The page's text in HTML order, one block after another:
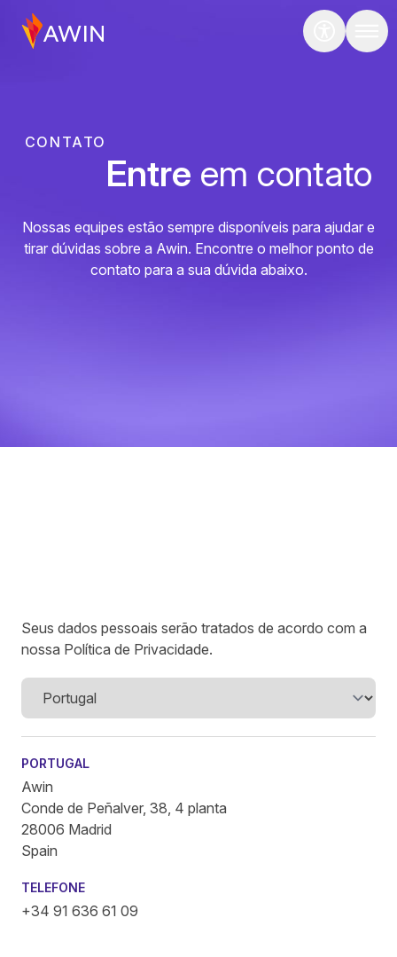
CONTATO
Entre em contato
Nossas equipes estão sempre disponíveis para ajudar e
tirar dúvidas sobre a Awin. Encontre o melhor ponto de
contato para a sua dúvida abaixo.
Seus dados pessoais serão tratados de acordo com a
nossa Política de Privacidade.
PORTUGAL
Awin
Conde de Peñalver, 38, 4 planta
28006 Madrid
Spain
TELEFONE
+34 91 636 61 09